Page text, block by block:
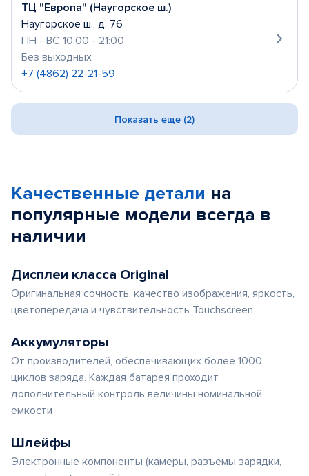
ТЦ "Европа" (Наугорское ш.)
Наугорское ш., д. 76
ПН - ВС 10:00 - 21:00
Без выходных
+7 (4862) 22-21-59
Показать еще (2)
Качественные детали на
популярные модели всегда в
наличии
Дисплеи класса Original
Оригинальная сочность, качество изображения, яркость,
цветопередача и чувствительность Touchscreen
Аккумуляторы
От производителей, обеспечивающих более 1000
циклов заряда. Каждая батарея проходит
дополнительный контроль величины номинальной
емкости
Шлейфы
Электронные компоненты (камеры, разъемы зарядки,